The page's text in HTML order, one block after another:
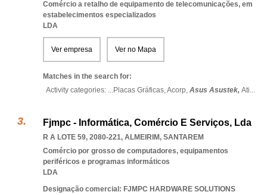
Comércio a retalho de equipamento de telecomunicações, em
estabelecimentos especializados
LDA
Ver empresa Ver no Mapa
Matches in the search for:
Activity categories: ...Placas Gráficas,Acorp, Asus Asustek, Ati...
Fjmpc - Informática, Comércio E Serviços, Lda
R A LOTE 59, 2080-221, ALMEIRIM, SANTAREM
Comércio por grosso de computadores, equipamentos
periféricos e programas informáticos
LDA
Designação comercial: FJMPC HARDWARE SOLUTIONS